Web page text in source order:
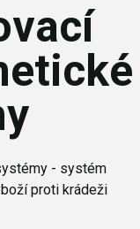
- systém
proti krádeži